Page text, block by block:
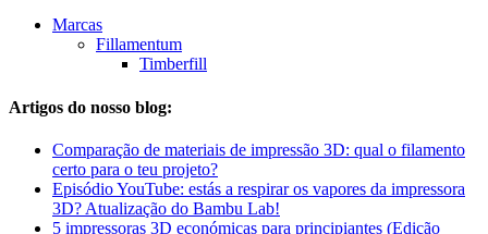
Marcas
Fillamentum
Timberfill
Artigos do nosso blog:
Comparação de materiais de impressão 3D: qual o filamento
certo para o teu projeto?
Episódio YouTube: estás a respirar os vapores da impressora
3D? Atualização do Bambu Lab!
5 impressoras 3D económicas para principiantes (Edição